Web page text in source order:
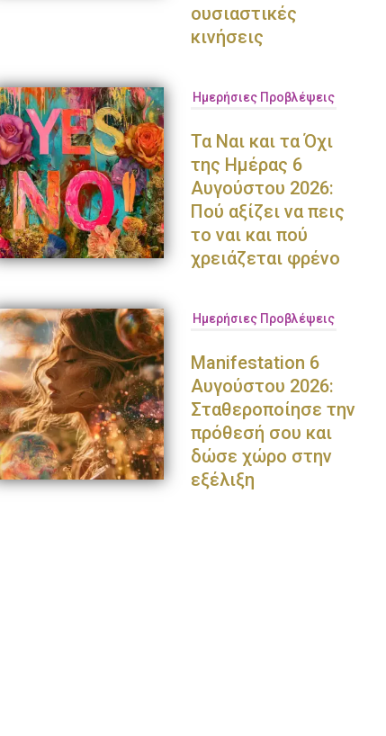
ουσιαστικές
κινήσεις
Ημερήσιες Προβλέψεις
Τα Ναι και τα Όχι
της Ημέρας 6
Αυγούστου 2026:
Πού αξίζει να πεις
το ναι και πού
χρειάζεται φρένο
Ημερήσιες Προβλέψεις
Manifestation 6
Αυγούστου 2026:
Σταθεροποίησε την
πρόθεσή σου και
δώσε χώρο στην
εξέλιξη